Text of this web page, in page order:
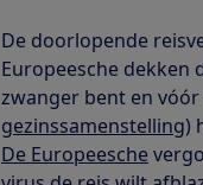
De doorlopende
Europeesche dekken
zwanger bent en
gezinssamenstelling)
De Europeesche